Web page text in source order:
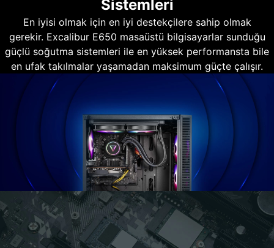
Sistemleri
En iyisi olmak için en iyi destekçilere sahip olmak
gerekir. Excalibur E650 masaüstü bilgisayarlar sunduğu
güçlü soğutma sistemleri ile en yüksek performansta bile
en ufak takılmalar yaşamadan maksimum güçte çalışır.